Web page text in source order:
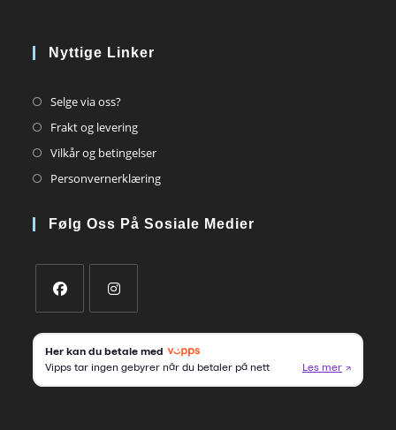
Nyttige Linker
Selge via oss?Opens
in
tab
Frakt og leveringOpens
in
Vilkår og betingelserOpens
in
new
PersonvernerklæringOpens
a
Følg Oss På Sosiale Medier
in
new
in
a
new